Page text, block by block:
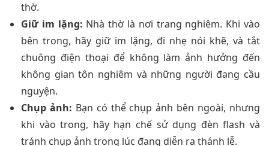
thờ.
Giữ im lặng: Nhà thờ là nơi trang nghiêm. Khi vào
bên trong, hãy giữ im lặng, đi nhẹ nói khẽ, và tắt
chuông điện thoại để không làm ảnh hưởng đến
không gian tôn nghiêm và những người đang cầu
nguyện.
Chụp ảnh: Bạn có thể chụp ảnh bên ngoài, nhưng
khi vào trong, hãy hạn chế sử dụng đèn flash và
tránh chụp ảnh trong lúc đang diễn ra thánh lễ.